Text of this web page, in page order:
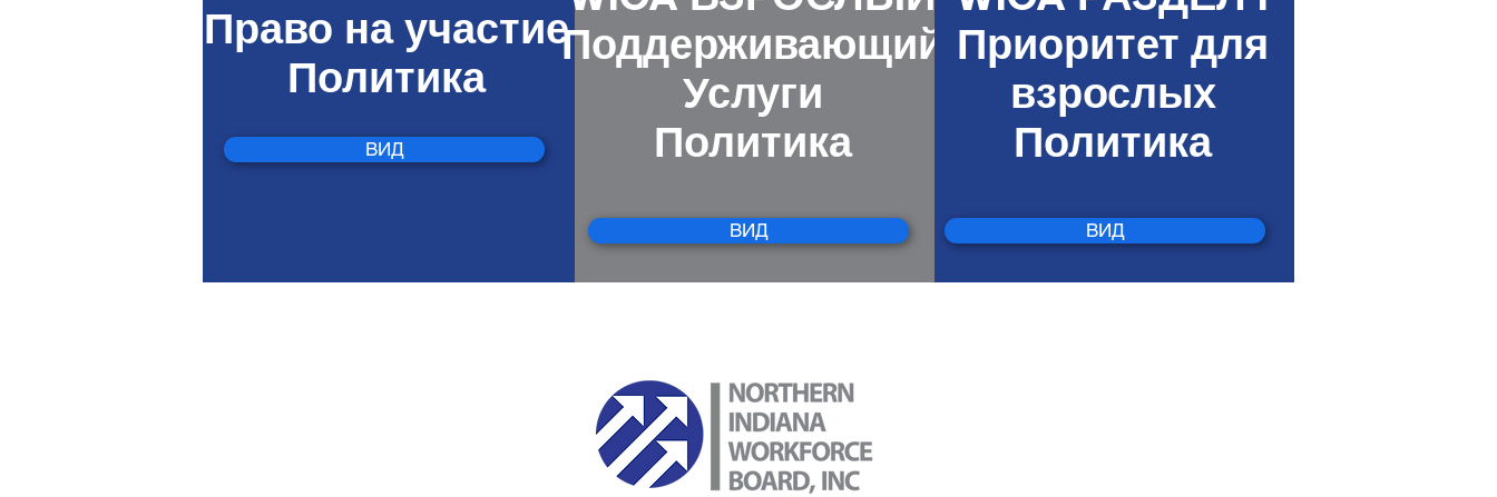
Право на участие
Политика
ВИД
Поддерживающий
Услуги
Политика
ВИД
Приоритет для
взрослых
Политика
ВИД